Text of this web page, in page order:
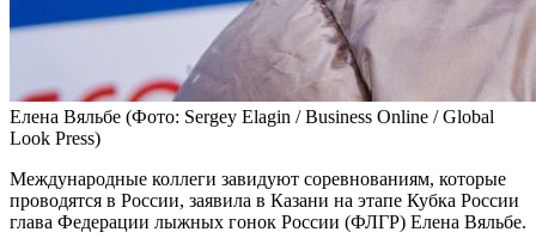
Елена Вяльбе (Фото: Sergey Elagin / Business Online / Global
Look Press)
Международные коллеги завидуют соревнованиям, которые
проводятся в России, заявила в Казани на этапе Кубка России
глава Федерации лыжных гонок России (ФЛГР) Елена Вяльбе.